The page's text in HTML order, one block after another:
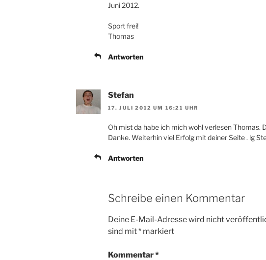
Juni 2012.
Sport frei!
Thomas
Antworten
Stefan
17. JULI 2012 UM 16:21 UHR
Oh mist da habe ich mich wohl verlesen Thomas.
Danke. Weiterhin viel Erfolg mit deiner Seite . lg
Antworten
Schreibe einen Kommentar
Deine E-Mail-Adresse wird nicht
sind mit* markiert
Kommentar*